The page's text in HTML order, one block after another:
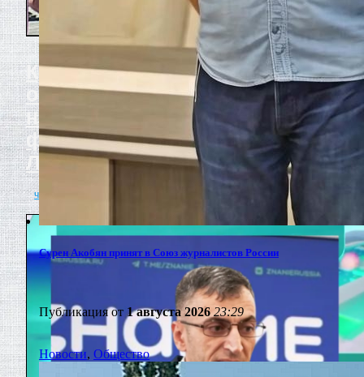
Крылья, которые
объединяют: личный взгляд
на межрегиональный
фестиваль инклюзии в
Липецке
читать полностью
Сурен Акобян принят в Союз журналистов России
Публикация от 1 августа 202623:29
Новости, Общество